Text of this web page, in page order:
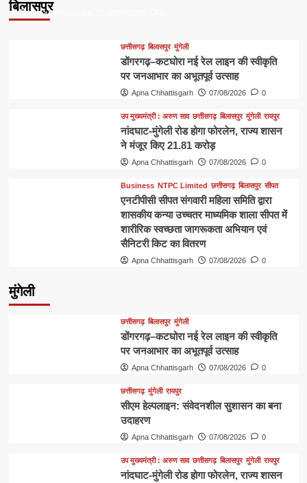
बिलासपुरApna Chhattisgarh
छत्तीसगढ़ बिलासपुर मुंगेली
डोंगरगढ़–कटघोरा नई रेल लाइन की स्वीकृति
पर जनआभार का अभूतपूर्व उत्साह
Apna Chhattisgarh 07/08/2026 0
उप मुख्यमंत्री : अरुण साव छत्तीसगढ़ बिलासपुर मुंगेली रायपुर
नांदघाट-मुंगेली रोड होगा फोरलेन, राज्य शासन
ने मंजूर किए 21.81 करोड़
Apna Chhattisgarh 07/08/2026 0
Business NTPC Limited छत्तीसगढ़ बिलासपुर सीपत
एनटीपीसी सीपत संगवारी महिला समिति द्वारा
शासकीय कन्या उच्चतर माध्यमिक शाला सीपत में
शारीरिक स्वच्छता जागरूकता अभियान एवं
सैनिटरी किट का वितरण
Apna Chhattisgarh 07/08/2026 0
मुंगेली
छत्तीसगढ़ बिलासपुर मुंगेली
डोंगरगढ़–कटघोरा नई रेल लाइन की स्वीकृति
पर जनआभार का अभूतपूर्व उत्साह
Apna Chhattisgarh 07/08/2026 0
छत्तीसगढ़ मुंगेली रायपुर
सीएम हेल्पलाइन: संवेदनशील सुशासन का बना
उदाहरण
Apna Chhattisgarh 07/08/2026 0
उप मुख्यमंत्री : अरुण साव छत्तीसगढ़ बिलासपुर मुंगेली रायपुर
नांदघाट-मुंगेली रोड होगा फोरलेन, राज्य शासन